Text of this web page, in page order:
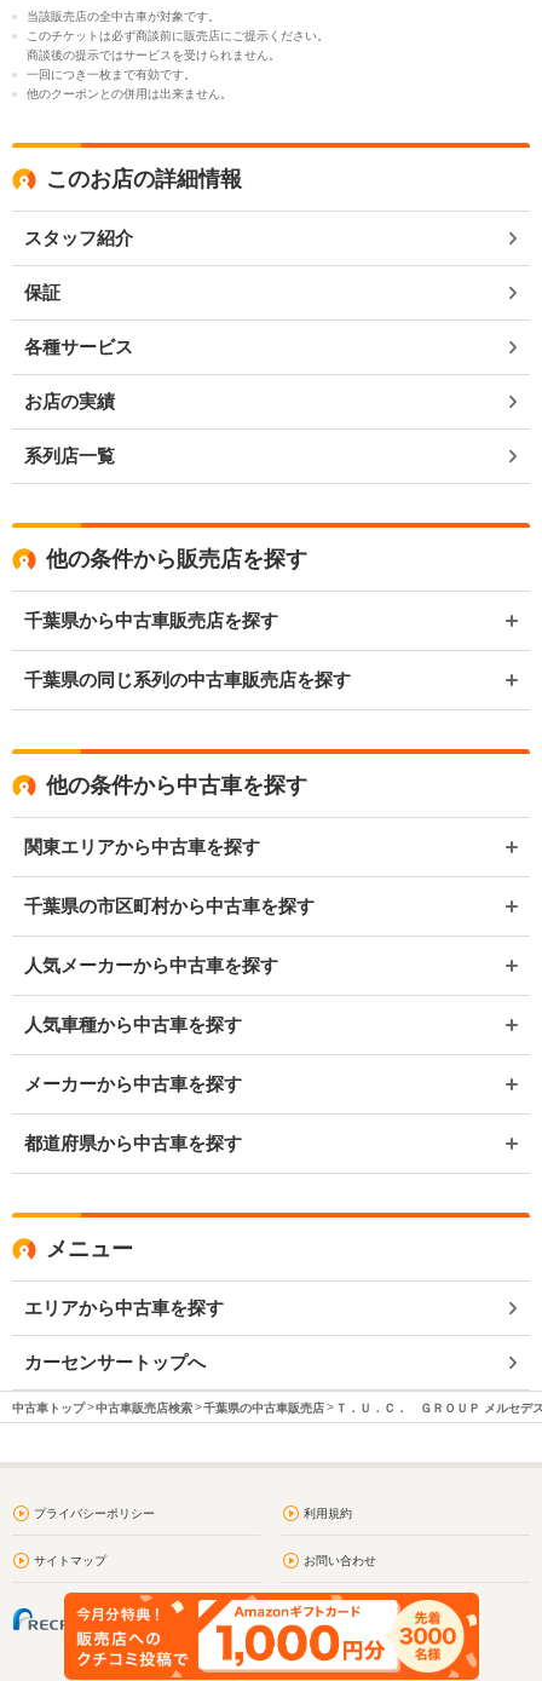
当該販売店の全中古車が対象です。
このチケットは必ず商談前に販売店にご提示ください。
商談後の提示ではサービスを受けられません。
一回につき一枚まで有効です。
他のクーポンとの併用は出来ません。
このお店の詳細情報
スタッフ紹介
保証
各種サービス
お店の実績
系列店一覧
他の条件から販売店を探す
千葉県から中古車販売店を探す
千葉県の同じ系列の中古車販売店を探す
他の条件から中古車を探す
関東エリアから中古車を探す
千葉県の市区町村から中古車を探す
人気メーカーから中古車を探す
人気車種から中古車を探す
メーカーから中古車を探す
都道府県から中古車を探す
メニュー
エリアから中古車を探す
カーセンサートップへ
中古車トップ 中古車販売店検索 千葉県の中古車販売店 Ｔ．Ｕ．Ｃ． ＧＲＯＵＰ メルセデ
プライバシーポリシー 利用規約
サイトマップ お問い合わせ